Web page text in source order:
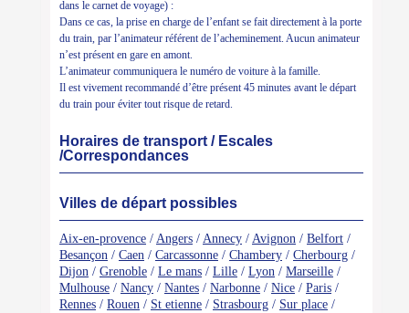
dans le carnet de voyage) :
Dans ce cas, la prise en charge de l’enfant se fait directement à la porte
du train, par l’animateur référent de l’acheminement. Aucun animateur
n’est présent en gare en amont.
L’animateur communiquera le numéro de voiture à la famille.
Il est vivement recommandé d’être présent 45 minutes avant le départ
du train pour éviter tout risque de retard.
Horaires de transport / Escales
/Correspondances
Villes de départ possibles
Aix-en-provence / Angers / Annecy / Avignon / Belfort /
Besançon / Caen / Carcassonne / Chambery / Cherbourg /
Dijon / Grenoble / Le mans / Lille / Lyon / Marseille /
Mulhouse / Nancy / Nantes / Narbonne / Nice / Paris /
Rennes / Rouen / St etienne / Strasbourg / Sur place /